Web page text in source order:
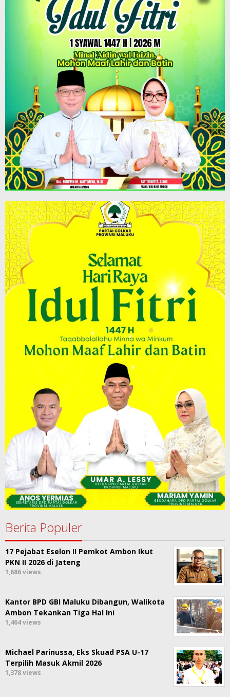
Berita Populer
17 Pejabat Eselon II Pemkot Ambon Ikut
PKN II 2026 di Jateng
1,686 views
Kantor BPD GBI Maluku Dibangun, Walikota
Ambon Tekankan Tiga Hal Ini
1,464 views
Michael Parinussa, Eks Skuad PSA U-17
Terpilih Masuk Akmil 2026
1,378 views